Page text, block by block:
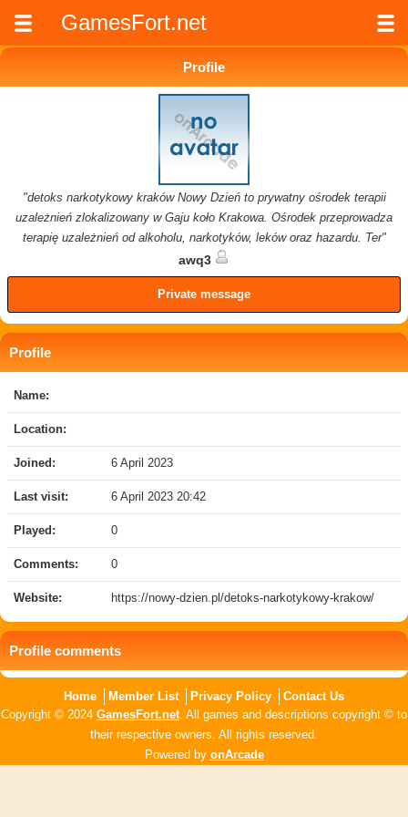
GamesFort.net
Profile
"detoks narkotykowy kraków Nowy Dzień to prywatny ośrodek terapii
uzależnień zlokalizowany w Gaju koło Krakowa. Ośrodek przeprowadza
terapię uzależnień od alkoholu, narkotyków, leków oraz hazardu. Ter"
awq3
Private message
Profile
Name:
Location:
Joined: 6 April 2023
Last visit: 6 April 2023 20:42
Played: 0
Comments: 0
Website: https://nowy-dzien.pl/detoks-narkotykowy-krakow/
Profile comments
Home Member List Privacy Policy
Contact Us
Copyright © 2024 GamesFort.net. All games and descriptions copyright © to
their respective owners. All rights reserved.
Powered by onArcade